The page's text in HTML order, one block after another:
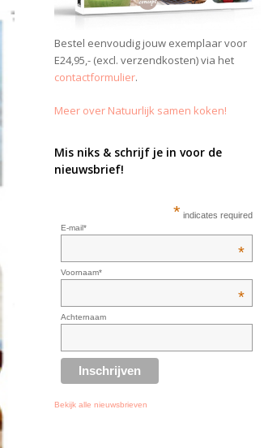
Bestel eenvoudig jouw exemplaar voor
E24,95,- (excl. verzendkosten) via het
contactformulier.
Meer over Natuurlijk samen koken!
Mis niks & schrijf je in voor de
nieuwsbrief!
* indicates required
E-mail*
*
Voornaam*
*
Achternaam
Bekijk alle nieuwsbrieven